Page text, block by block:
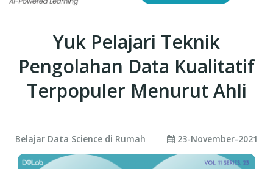
Yuk Pelajari Teknik
Pengolahan Data Kualitatif
Terpopuler Menurut Ahli
Belajar Data Science di Rumah 23-November-2021